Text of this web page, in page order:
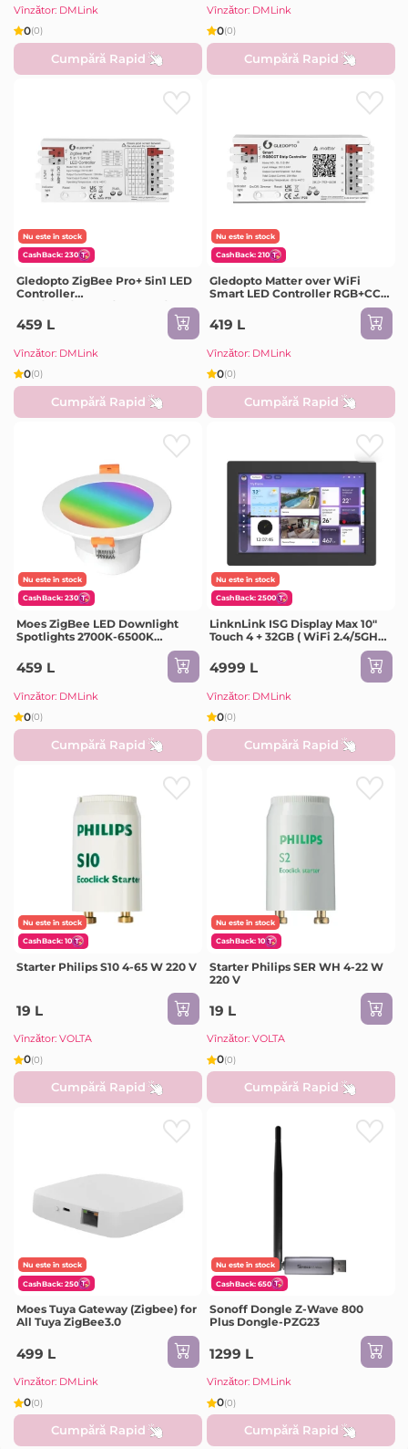
Vînzător: DMLink
0(0)
Cumpără Rapid
Vînzător: DMLink
0(0)
Cumpără Rapid
Nu este în stock
CashBack: 230
Gledopto ZigBee Pro+ 5in1 LED
Controller
CCT/RGB/RGBW/RGBCCT/Single
Color (GL-C-204P), DC12~48V,
12A/CH, max 15A output
459 L
Vînzător: DMLink
0(0)
Cumpără Rapid
Nu este în stock
CashBack: 210
Gledopto Matter over WiFi
Smart LED Controller RGB+CCT
(GL-C-218M), Input DC12~24V,
Output 15A/CH, max 20A in
total, supports PUSH dimming.
419 L
Vînzător: DMLink
0(0)
Cumpără Rapid
Nu este în stock
CashBack: 230
Moes ZigBee LED Downlight
Spotlights 2700K-6500K
Angle 120°, 12W
459 L
Vînzător: DMLink
0(0)
Cumpără Rapid
Nu este în stock
CashBack: 2500
LinknLink ISG Display Max 10"
Touch 4 + 32GB ( WiFi 2.4/5GHz,
4999 L
Vînzător: DMLink
0(0)
Cumpără Rapid
Nu este în stock
CashBack: 10
Starter Philips S10 4-65 W 220 V
19 L
Vînzător: VOLTA
0(0)
Cumpără Rapid
Nu este în stock
CashBack: 10
Starter Philips SER WH 4-22 W
220 V
19 L
Vînzător: VOLTA
0(0)
Cumpără Rapid
Nu este în stock
CashBack: 250
Moes Tuya Gateway (Zigbee) for
All Tuya ZigBee3.0
499 L
Vînzător: DMLink
0(0)
Cumpără Rapid
Nu este în stock
CashBack: 650
Sonoff Dongle Z-Wave 800
Plus Dongle-PZG23
1299 L
Vînzător: DMLink
0(0)
Cumpără Rapid